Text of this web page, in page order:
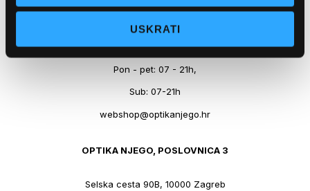
USKRATI
+385-(0)21-612-709
Pon - pet: 07 - 21h,
Sub: 07-21h
webshop@optikanjego.hr
OPTIKA NJEGO, POSLOVNICA 3
Selska cesta 90B, 10000 Zagreb